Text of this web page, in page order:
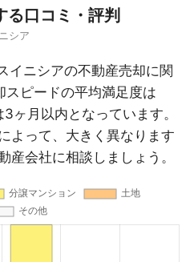
る口コミ・評判
シア
イニシアの不動産売却に関
ピードの平均満足度は
ヶ月以内となっています。
よって、大きく異なります
産会社に相談しましょう。